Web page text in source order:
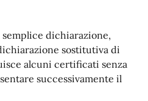
dichiarazione,
sostitutiva di
alcuni certificati senza
successivamente il